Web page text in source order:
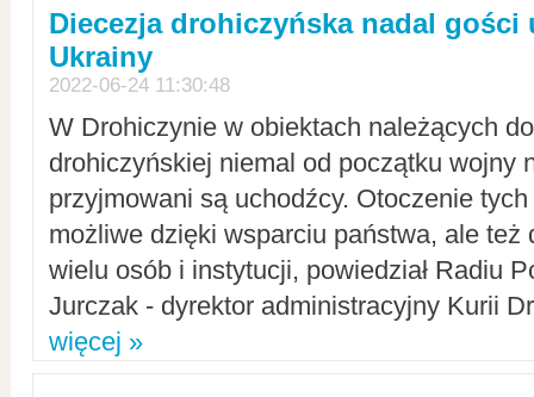
Diecezja drohiczyńska nadal gości
Ukrainy
2022-06-24 11:30:48
W Drohiczynie w obiektach należących
drohiczyńskiej niemal od początku wojny
przyjmowani są uchodźcy. Otoczenie
możliwe dzięki wsparciu państwa, ale też
wielu osób i instytucji, powiedział Radiu
Jurczak - dyrektor administracyjny Kurii
więcej »